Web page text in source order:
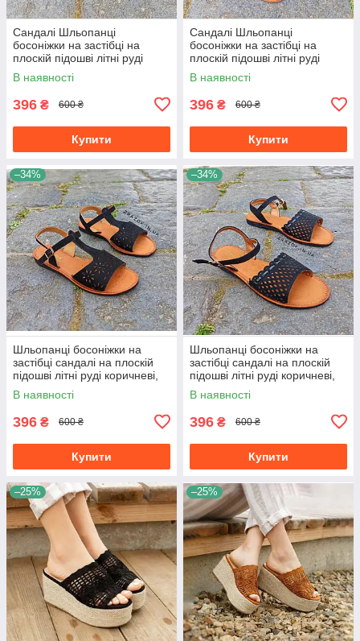
Сандалі Шльопанці
босоніжки на застібці на
плоскій підошві літні руді
коричневі, чорні з візерунком
В наявності
396 ₴ 600 ₴
Купити
Сандалі Шльопанці
босоніжки на застібці на
плоскій підошві літні руді
коричневі, чорні з візерунком
В наявності
396 ₴ 600 ₴
Купити
–34%
Шльопанці босоніжки на
застібці сандалі на плоскій
підошві літні руді коричневі,
чорні з візерунком
В наявності
396 ₴ 600 ₴
Купити
–34%
Шльопанці босоніжки на
застібці сандалі на плоскій
підошві літні руді коричневі,
чорні з візерунком
В наявності
396 ₴ 600 ₴
Купити
–25% –25%